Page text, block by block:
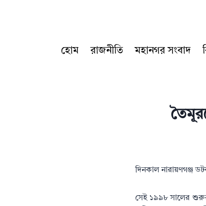
হোম
রাজনীতি মহানগর সংবাদ
দিনকাল নারায়ণগঞ্জ
সেই ১৯৯৮ সালের শুরুর